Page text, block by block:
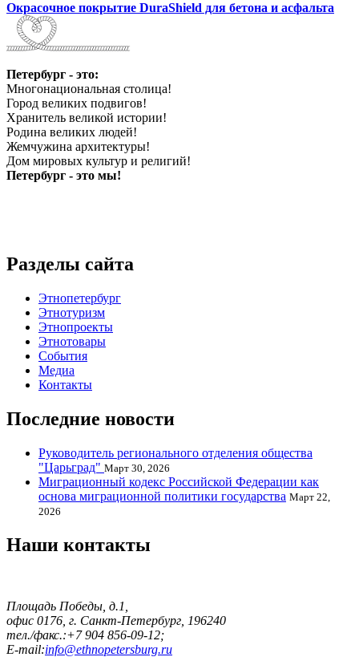
Окрасочное покрытие DuraShield для бетона и асфальта
Петербург - это:
Многонациональная столица!
Город великих подвигов!
Хранитель великой истории!
Родина великих людей!
Жемчужина архитектуры!
Дом мировых культур и религий!
Петербург - это мы!
Разделы сайта
Этнопетербург
Этнотуризм
Этнопроекты
Этнотовары
События
Медиа
Контакты
Последние новости
Руководитель регионального отделения общества
"Царьград" Март 30, 2026
Миграционный кодекс Российской Федерации как
основа миграционной политики государства Март 22,
2026
Наши контакты
Площадь Победы, д.1,
офис 0176, г. Санкт-Петербург, 196240
тел./факс.:+7 904 856-09-12;
E-mail:info@ethnopetersburg.ru